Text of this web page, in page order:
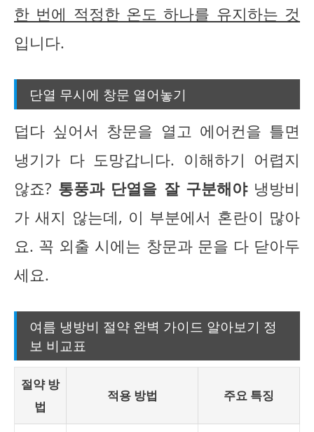
한 번에 적정한 온도 하나를 유지하는 것
입니다.
단열 무시에 창문 열어놓기
덥다 싶어서 창문을 열고 에어컨을 틀면
냉기가 다 도망갑니다. 이해하기 어렵지
않죠? 통풍과 단열을 잘 구분해야냉방비
가 새지 않는데, 이 부분에서 혼란이 많아
요. 꼭 외출 시에는 창문과 문을 다 닫아두
세요.
여름 냉방비 절약 완벽 가이드 알아보기 정
보 비교표
절약 방
법
적용 방법 주요 특징